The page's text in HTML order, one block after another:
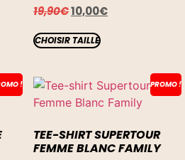
19,90€10,00€
CHOISIR TAILLE
! PROMO !
TEE-SHIRT SUPERTOUR
FEMME BLANC FAMILY